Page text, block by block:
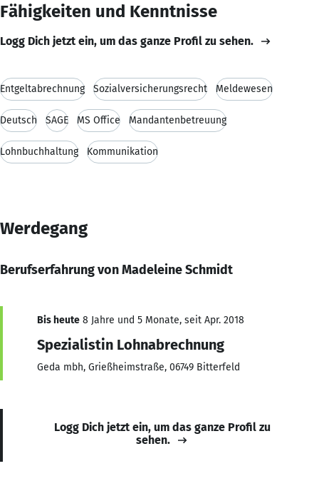
Fähigkeiten und Kenntnisse
Logg Dich jetzt ein, um das ganze Profil zu sehen.
Entgeltabrechnung Sozialversicherungsrecht Meldewesen
Deutsch SAGE MS Office Mandantenbetreuung
Lohnbuchhaltung Kommunikation
Werdegang
Berufserfahrung von Madeleine Schmidt
Bis heute 8 Jahre und 5 Monate, seit Apr. 2018
Spezialistin Lohnabrechnung
Geda mbh, Grießheimstraße, 06749 Bitterfeld
Logg Dich jetzt ein, um das ganze Profil zu
sehen.